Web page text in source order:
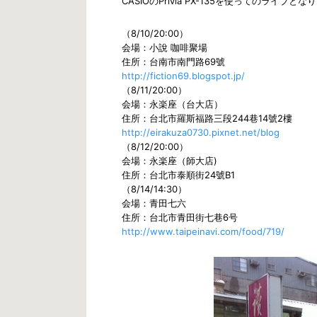
（8/10/20:00）
会場：小說 咖啡聚場
住所：台南市南門路69號
http://fiction69.blogspot.jp/
（8/11/20:00）
会場：永楽座（台大店）
住所：台北市羅斯福路三段244巷14號2樓
http://eirakuza0730.pixnet.net/blog
（8/12/20:00）
会場：永楽座（師大店)
住所：台北市泰順街24號B1
（8/14/14:30）
会場：青田七六
住所：台北市青田街七巷6号
http://www.taipeinavi.com/food/719/